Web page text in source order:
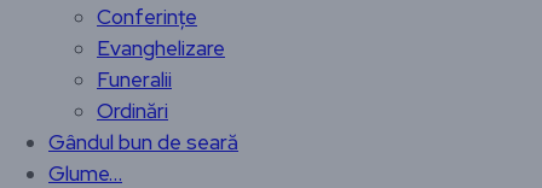
Conferințe
Evanghelizare
Funeralii
Ordinări
Gândul bun de seară
Glume…